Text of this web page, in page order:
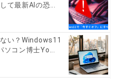
て最新AIの恐...
い？Windows11
コン博士Yo...